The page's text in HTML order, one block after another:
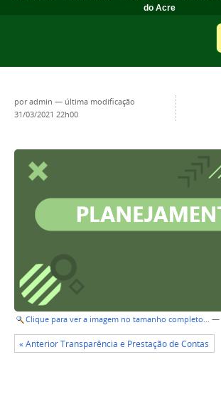
do Acre
poradmin — última modificação
31/03/2021 22h00
Clique para ver a imagem no tamanho completo… —
« Anterior Transparência e Prestação de Contas